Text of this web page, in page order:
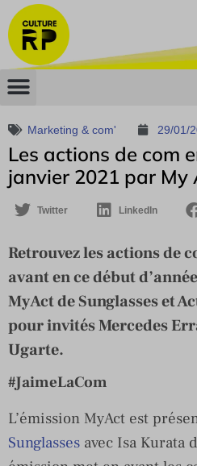
Marketing & com' 29/01/
Les actions de com
janvier 2021 par My
Twitter LinkedIn
Retrouvez les actions de
avant en ce début
MyAct de Sunglasses et
pour invités Mercedes
Ugarte.
#JaimeLaCom
L’émission MyAct est
Sunglasses avec Isa Kurata